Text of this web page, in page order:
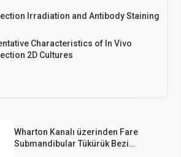
Irradiation and Antibody Staining
Characteristics of In Vivo
2D Cultures
Wharton Kanalı üzerinden Fare
Submandibular Tükürük Bezi